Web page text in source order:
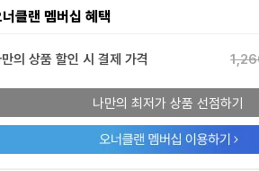
클랜 멤버십 혜택
의 상품 할인 시 결제 가격
나만의 최저가 상품 선점하기